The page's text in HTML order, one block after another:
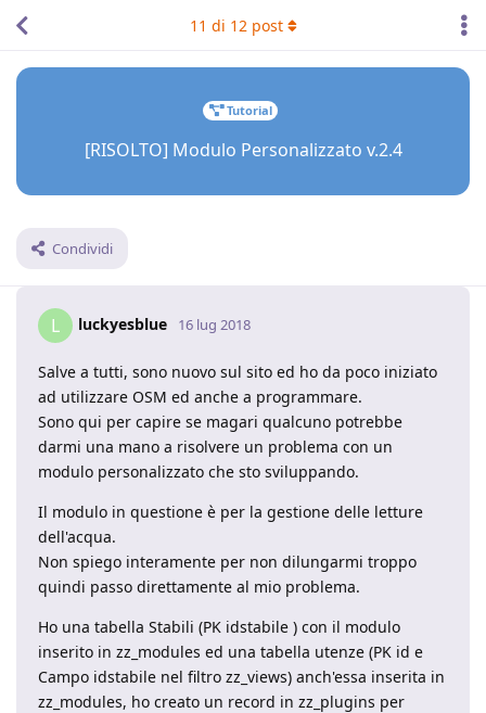
Tutorial
[RISOLTO] Modulo Personalizzato v.2.4
Condividi
11 di 12post
L luckyesblue 16 lug 2018
Salve a tutti, sono nuovo sul sito ed ho da poco iniziato
ad utilizzare OSM ed anche a programmare.
Sono qui per capire se magari qualcuno potrebbe
darmi una mano a risolvere un problema con un
modulo personalizzato che sto sviluppando.
Il modulo in questione è per la gestione delle letture
dell'acqua.
Non spiego interamente per non dilungarmi troppo
quindi passo direttamente al mio problema.
Ho una tabella Stabili (PK idstabile ) con il modulo
inserito in zz_modules ed una tabella utenze (PK id e
Campo idstabile nel filtro zz_views) anch'essa inserita in
zz_modules, ho creato un record in zz_plugins per